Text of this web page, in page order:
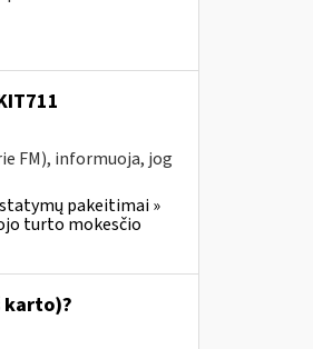
FM), informuoja, jog
pakeitimai »
turto mokesčio
karto)?